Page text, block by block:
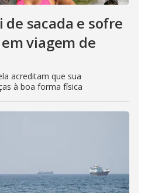
de sacada e sofre
viagem de
acreditam que sua
à boa forma física